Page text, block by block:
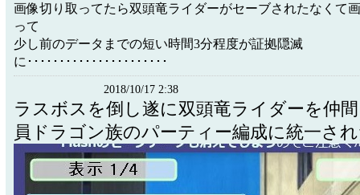
画像切り取ってたら双頭竜ライダーがセーブされたなくて
って
少し前のデータまでの短い時間3分程度が証拠隠滅
に･･････････････････････
2018/10/17 2:38
ラスボスを倒し遂に双頭竜ライダーを仲
員ドラゴン族のパーティー編成に統一さ